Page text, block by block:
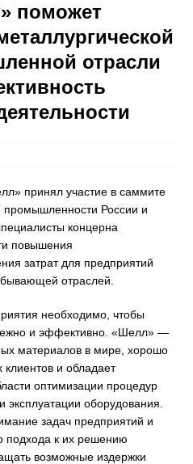
поможет
отрасли
принял участие в саммите
России и
концерна
повышения
затрат для предприятий
отраслей.
необходимо, чтобы
и эффективно. «Шелл» —
материалов в мире, хорошо
клиентов и обладает
оптимизации процедур
эксплуатации оборудования.
задач предприятий и
подхода к их решению
возможные издержки